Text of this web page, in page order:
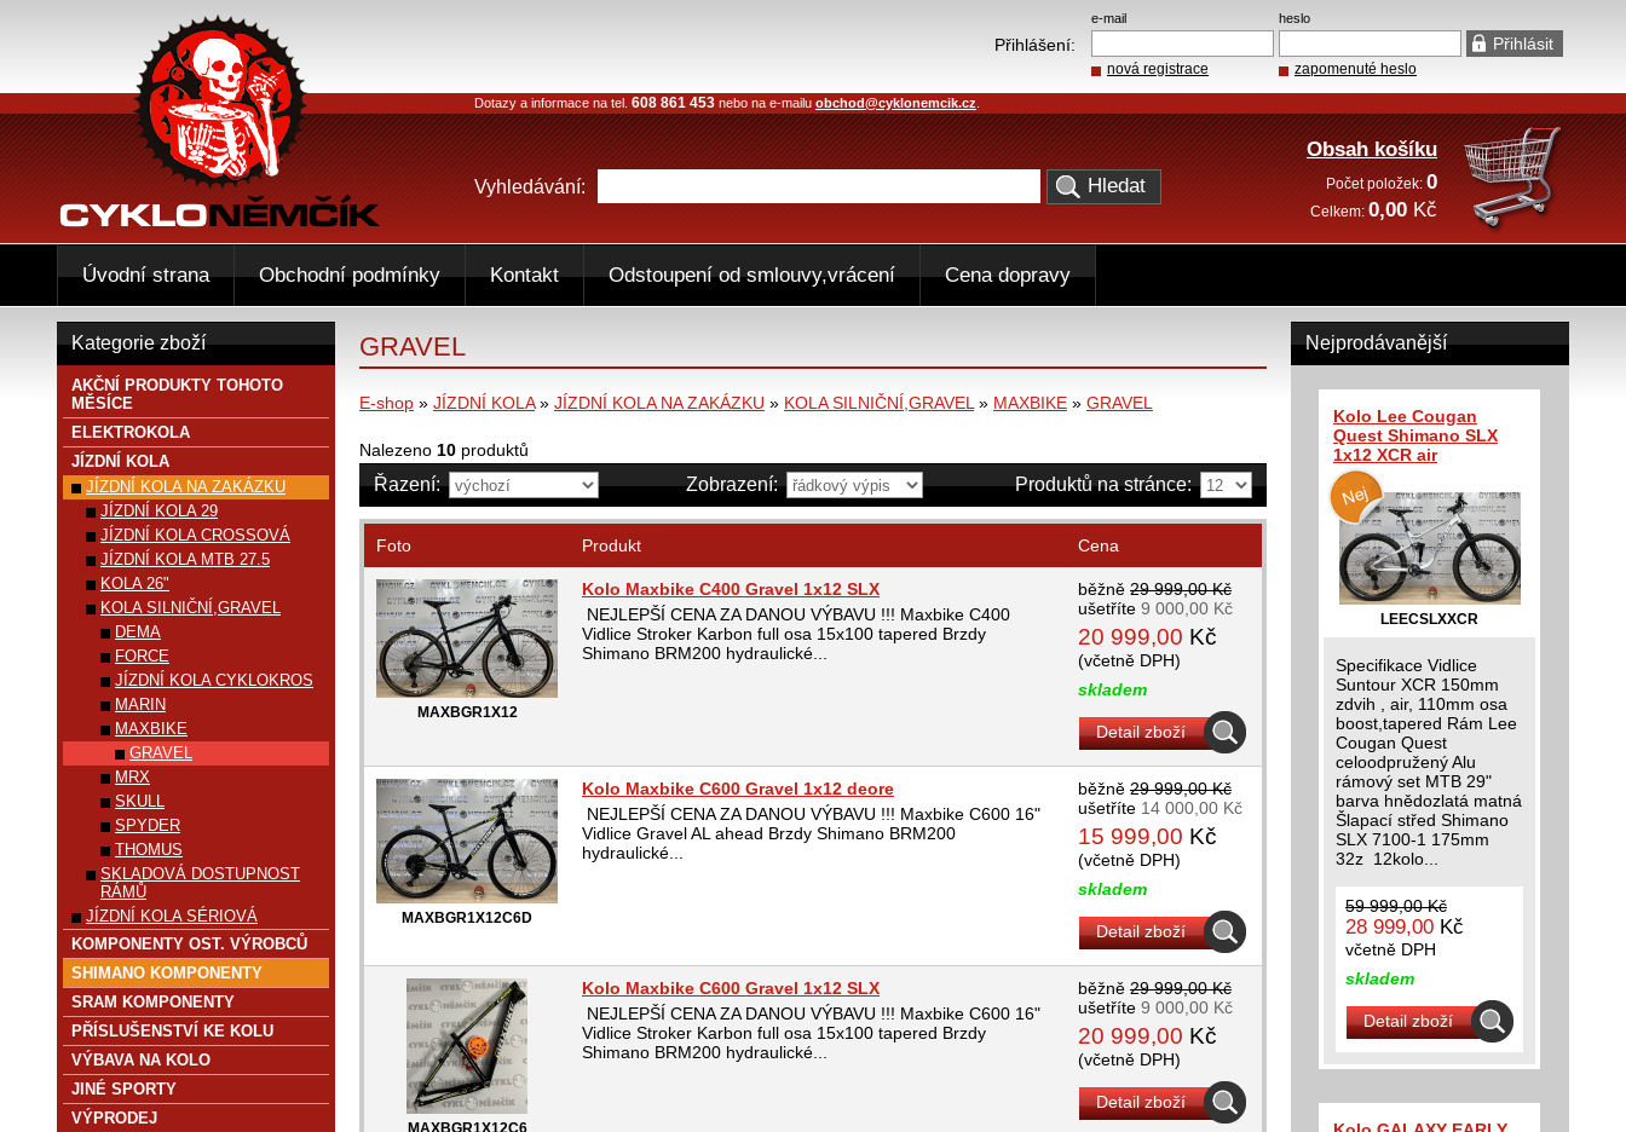
GRAVEL
E-shop » JÍZDNÍ KOLA» JÍZDNÍ KOLA NA ZAKÁZKU » KOLA SILNIČNÍ,GRAVEL » MAXBIKE » GRAVEL
Nalezeno 10 produktů
Řazení: Zobrazení: Produktů na stránce:
Foto Produkt Cena
MAXBGR1X12
Kolo Maxbike C400 Gravel 1x12 SLX
NEJLEPŠÍ CENA ZA DANOU VÝBAVU !!! Maxbike C400
Vidlice Stroker Karbon full osa 15x100 tapered Brzdy
Shimano BRM200 hydraulické...
běžně 29 999,00 Kč
ušetříte 9 000,00 Kč
20 999,00 Kč
(včetně DPH)
skladem
Detail zboží
MAXBGR1X12C6D
Kolo Maxbike C600 Gravel 1x12 deore
NEJLEPŠÍ CENA ZA DANOU VÝBAVU !!! Maxbike C600 16"
Vidlice Gravel AL ahead Brzdy Shimano BRM200
hydraulické...
běžně 29 999,00 Kč
ušetříte 14 000,00 Kč
15 999,00 Kč
(včetně DPH)
skladem
Detail zboží
MAXBGR1X12C6
Kolo Maxbike C600 Gravel 1x12 SLX
NEJLEPŠÍ CENA ZA DANOU VÝBAVU !!! Maxbike C600 16"
Vidlice Stroker Karbon full osa 15x100 tapered Brzdy
Shimano BRM200 hydraulické...
běžně 29 999,00 Kč
ušetříte 9 000,00 Kč
20 999,00 Kč
(včetně DPH)
Detail zboží
Nejprodávanější
Kolo Lee Cougan
Quest Shimano SLX
1x12 XCR air
LEECSLXXCR
Specifikace Vidlice
Suntour XCR 150mm
zdvih , air, 110mm osa
boost,tapered Rám Lee
Cougan Quest
celoodpružený Alu
rámový set MTB 29"
barva hnědozlatá matná
Šlapací střed Shimano
SLX 7100-1 175mm
32z 12kolo...
59 999,00 Kč
28 999,00 Kč
včetně DPH
skladem
Detail zboží
Kategorie zboží
AKČNÍ PRODUKTY TOHOTO
MĚSÍCE
ELEKTROKOLA
JÍZDNÍ KOLA
JÍZDNÍ KOLA NA ZAKÁZKU
JÍZDNÍ KOLA 29
JÍZDNÍ KOLA CROSSOVÁ
JÍZDNÍ KOLA MTB 27.5
KOLA 26"
KOLA SILNIČNÍ,GRAVEL
DEMA
FORCE
JÍZDNÍ KOLA CYKLOKROS
MARIN
MAXBIKE
GRAVEL
MRX
SKULL
SPYDER
THOMUS
SKLADOVÁ DOSTUPNOST
RÁMŮ
JÍZDNÍ KOLA SÉRIOVÁ
KOMPONENTY OST. VÝROBCŮ
SHIMANO KOMPONENTY
SRAM KOMPONENTY
PŘÍSLUŠENSTVÍ KE KOLU
VÝBAVA NA KOLO
JINÉ SPORTY
VÝPRODEJ
e-mail heslo
Přihlášení:
nová registrace zapomenuté heslo
Dotazy a informace na tel. 608 861 453 nebo na e-mailu obchod@cyklonemcik.cz
Vyhledávání:
Obsah košíku
Počet položek:0
Celkem: 0,00 Kč
Úvodní strana Obchodní podmínky Kontakt Odstoupení od smlouvy,vrácení Cena dopravy